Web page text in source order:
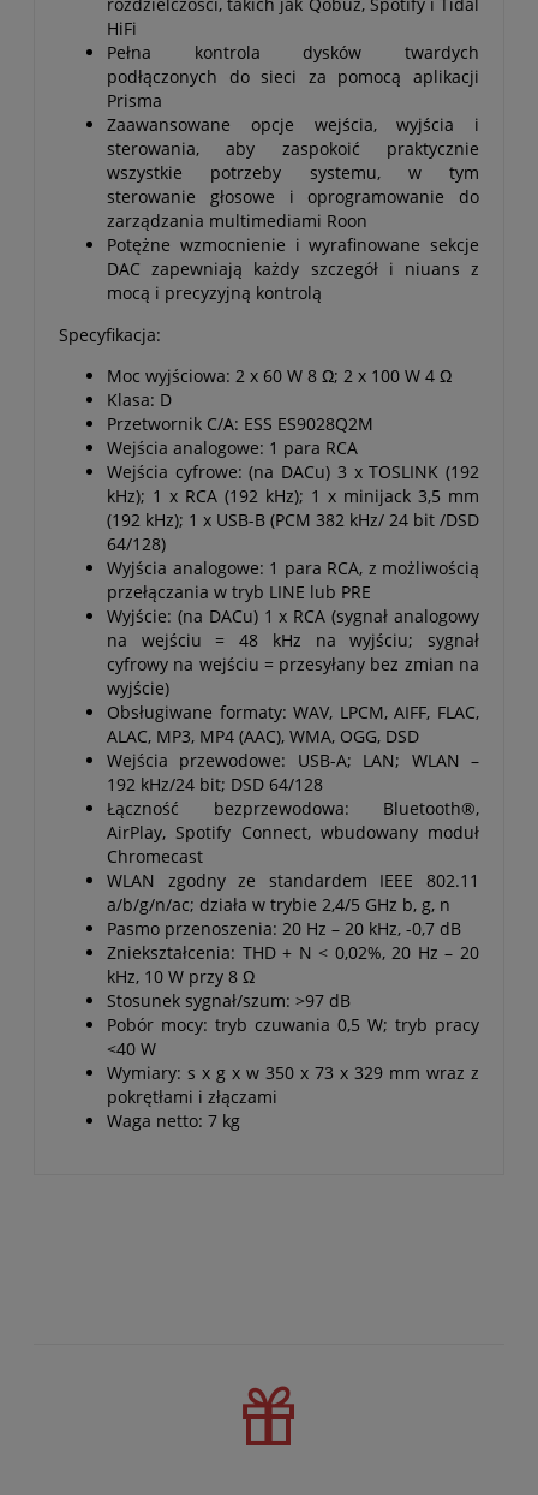
HiFi
Pełna kontrola dysków twardych
podłączonych do sieci za pomocą aplikacji
Prisma
Zaawansowane opcje wejścia, wyjścia i
sterowania, aby zaspokoić praktycznie
wszystkie potrzeby systemu, w tym
sterowanie głosowe i oprogramowanie do
zarządzania multimediami Roon
Potężne wzmocnienie i wyrafinowane sekcje
DAC zapewniają każdy szczegół i niuans z
mocą i precyzyjną kontrolą
Specyfikacja:
Moc wyjściowa: 2 x 60 W 8 Ω; 2 x 100 W 4 Ω
Klasa: D
Przetwornik C/A: ESS ES9028Q2M
Wejścia analogowe: 1 para RCA
Wejścia cyfrowe: (na DACu) 3 x TOSLINK (192
kHz); 1 x RCA (192 kHz); 1 x minijack 3,5 mm
(192 kHz); 1 x USB-B (PCM 382 kHz/ 24 bit /DSD
64/128)
Wyjścia analogowe: 1 para RCA, z możliwością
przełączania w tryb LINE lub PRE
Wyjście: (na DACu) 1 x RCA (sygnał analogowy
na wejściu = 48 kHz na wyjściu; sygnał
cyfrowy na wejściu = przesyłany bez zmian na
wyjście)
Obsługiwane formaty: WAV, LPCM, AIFF, FLAC,
ALAC, MP3, MP4 (AAC), WMA, OGG, DSD
Wejścia przewodowe: USB-A; LAN; WLAN –
192 kHz/24 bit; DSD 64/128
Łączność bezprzewodowa: Bluetooth®,
AirPlay, Spotify Connect, wbudowany moduł
Chromecast
WLAN zgodny ze standardem IEEE 802.11
a/b/g/n/ac; działa w trybie 2,4/5 GHz b, g, n
Pasmo przenoszenia: 20 Hz – 20 kHz, -0,7 dB
Zniekształcenia: THD + N < 0,02%, 20 Hz – 20
kHz, 10 W przy 8 Ω
Stosunek sygnał/szum: >97 dB
Pobór mocy: tryb czuwania 0,5 W; tryb pracy
<40 W
Wymiary: s x g x w 350 x 73 x 329 mm wraz z
pokrętłami i złączami
Waga netto: 7 kg